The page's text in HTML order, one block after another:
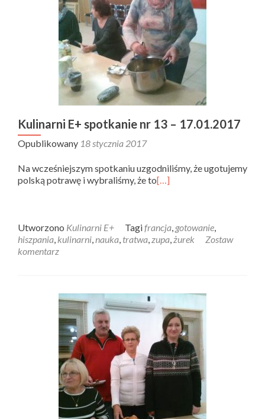
Kulinarni E+ spotkanie nr 13 – 17.01.2017
Opublikowany 18 stycznia 2017
Na wcześniejszym spotkaniu uzgodniliśmy, że ugotujemy
polską potrawę i wybraliśmy, że to[…]
Utworzono Kulinarni E+ Tagifrancja, gotowanie,
hiszpania, kulinarni,nauka, tratwa,zupa,żurek
Zostaw
komentarz